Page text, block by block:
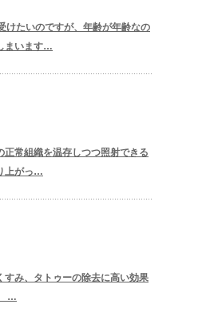
けたいのですが、年齢が年齢なの
まいます…
常組織を温存しつつ照射できる
上がっ…
すみ、タトゥーの除去に高い効果
…